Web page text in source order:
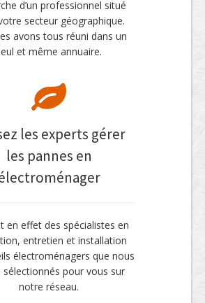
d’un professionnel situé
secteur géographique.
avons tous réuni dans un
et même annuaire.
les experts gérer
les pannes en
en effet des spécialistes en
entretien et installation
électroménagers que nous
sélectionnés pour vous sur
notre réseau.